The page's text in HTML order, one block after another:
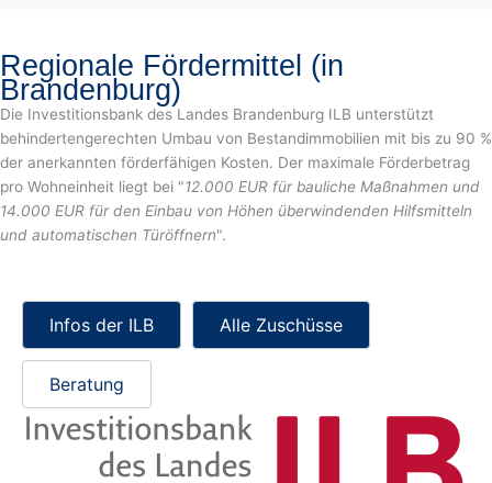
Regionale Fördermittel (in
Brandenburg)
Die Investitionsbank des Landes Brandenburg ILB unterstützt
behindertengerechten Umbau von Bestandimmobilien mit bis zu 90 %
der anerkannten förderfähigen Kosten. Der maximale Förderbetrag
pro Wohneinheit liegt bei "12.000 EUR für bauliche Maßnahmen und
14.000 EUR für den Einbau von Höhen überwindenden Hilfsmitteln
und automatischen Türöffnern".
Infos der ILB Alle Zuschüsse
Beratung